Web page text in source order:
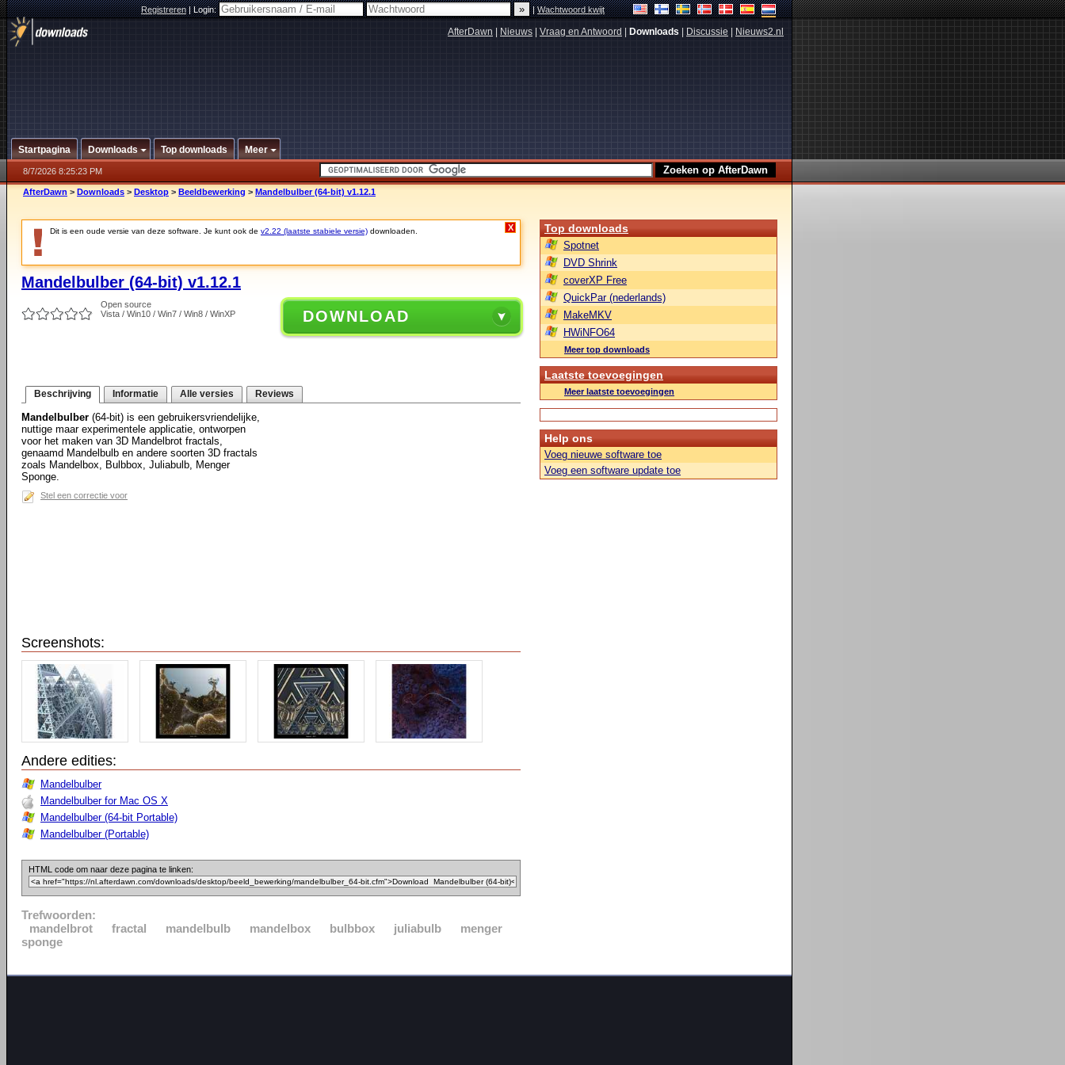
Registreren|Login: |Wachtwoord kwijt
AfterDawn Nieuws Vraag en Antwoord Downloads Discussie Nieuws2.nl
Startpagina Downloads Top downloads Meer
8/7/2026 8:25:23 PM
AfterDawn > Downloads > Desktop > Beeldbewerking > Mandelbulber (64-bit) v1.12.1
Dit is een oude versie van deze software. Je kunt ook de v2.22 (laatste stabiele versie) downloaden. X
Mandelbulber (64-bit) v1.12.1
Open source
Vista / Win10 / Win7 / Win8 / WinXP
DOWNLOAD
Beschrijving Informatie Alle versies Reviews
Mandelbulber (64-bit) is een gebruikersvriendelijke,
nuttige maar experimentele applicatie, ontworpen
voor het maken van 3D Mandelbrot fractals,
genaamd Mandelbulb en andere soorten 3D fractals
zoals Mandelbox, Bulbbox, Juliabulb, Menger
Sponge.
Stel een correctie voor
Screenshots:
Andere edities:
Mandelbulber
Mandelbulber for Mac OS X
Mandelbulber (64-bit Portable)
Mandelbulber (Portable)
HTML code om naar deze pagina te linken:
Trefwoorden:
mandelbrot
fractal mandelbulb mandelbox bulbbox juliabulb
menger
sponge
Top downloads
Spotnet
DVD Shrink
coverXP Free
QuickPar (nederlands)
MakeMKV
HWiNFO64
Meer top downloads
Laatste toevoegingen
Meer laatste toevoegingen
Help ons
Voeg nieuwe software toe
Voeg een software update toe